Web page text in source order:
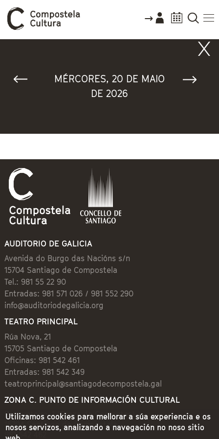
MÉRCORES, 20 DE MAIO
DE 2026
AUDITORIO DE GALICIA
Avenida do Burgo das Nacións s/n
15704 Santiago de Compostela
Tel.: 981 55 22 90
Entradas: 981 571 026 / 981 552 290
info@auditoriodegalicia.org
TEATRO PRINCIPAL
Rúa Nova, 21
15705 Santiago de Compostela
Oficinas: 981 542 461
Entradas: 981 542 349
teatroprincipal@santiagodecompostela.gal
ZONA C. PUNTO DE INFORMACIÓN CULTURAL
Preguntoiro, 1 (Praza de Cervantes)
15704 Santiago de Compostela
981 542 462
Utilizamos cookies para mellorar a súa experiencia e os
nosos servizos, analizando a navegación no noso sitio